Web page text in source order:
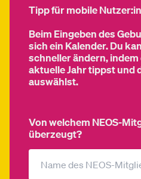
Tipp für mobile
Beim Eingeben des
sich ein Kalender. Du
schneller ändern, indem
aktuelle Jahr tippst und
auswählst.
Von welchem NEOS-
überzeugt?